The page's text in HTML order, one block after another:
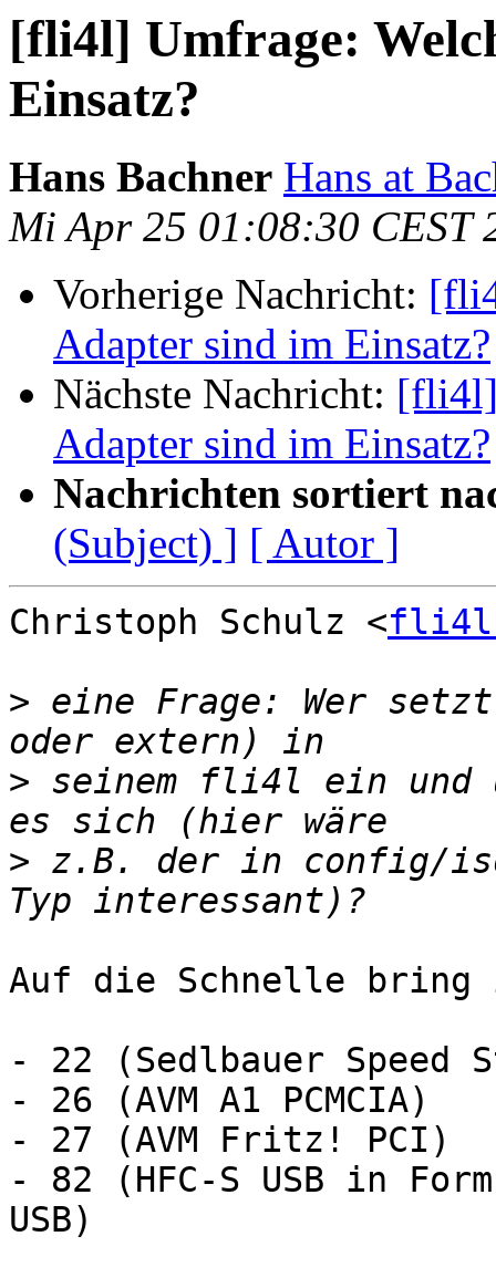
[fli4l] Umfrage:
Einsatz?
Hans Bachner Hans at
Mi Apr 25 01:08:30 CEST
Vorherige Nachricht:
Adapter sind im Einsatz?
Nächste Nachricht: [fli4l]
Adapter sind im Einsatz?
Nachrichten sortiert
(Subject) ] [ Autor ]
Christoph Schulz <fli4l
> eine Frage: Wer
> seinem fli4l ein und
> z.B. der in config/
Auf die Schnelle bring
- 22 (Sedlbauer Speed
- 26 (AVM A1 PCMCIA)
- 27 (AVM Fritz! PCI)
- 82 (HFC-S USB in
USB)